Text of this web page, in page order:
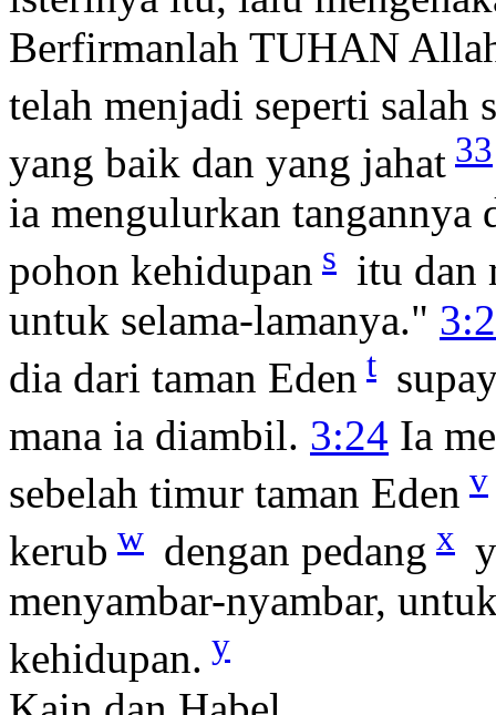
Berfirmanlah TUHAN
telah menjadi seperti salah
yang baik dan yang jahat 33
ia mengulurkan tangannya
pohon kehidupan s itu dan
untuk selama-lamanya."
dia dari taman Eden t
mana ia diambil. 3:24 Ia
sebelah timur taman Eden v
kerub w dengan pedang x
menyambar-nyambar,
kehidupan. y